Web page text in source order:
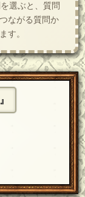
選ぶと、質問
ながる質問か
す。